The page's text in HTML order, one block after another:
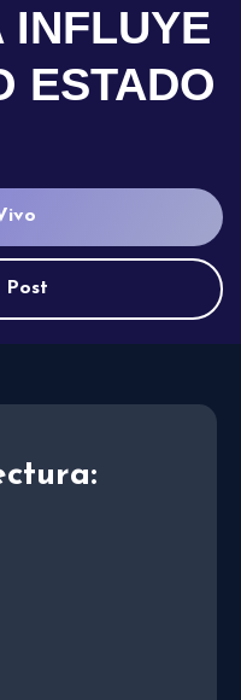
INFLUYE
ESTADO
Post